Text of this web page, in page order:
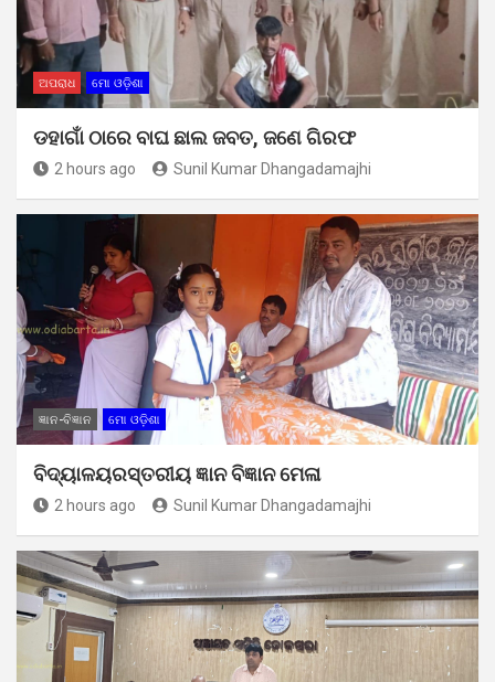
ଅପରାଧ ମୋ ଓଡ଼ିଶା
ଡହାଗାଁ ଠାରେ ବାଘ ଛାଲ ଜବତ, ଜଣେ ଗିରଫ
2 hours ago Sunil Kumar Dhangadamajhi
ଜ୍ଞାନ-ବିଜ୍ଞାନ ମୋ ଓଡ଼ିଶା
ବିଦ୍ୟାଳୟରସ୍ତରୀୟ ଜ୍ଞାନ ବିଜ୍ଞାନ ମେଳା
2 hours ago Sunil Kumar Dhangadamajhi